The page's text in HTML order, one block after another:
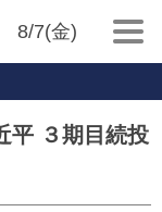
8/7(金)
平 ３期目続投